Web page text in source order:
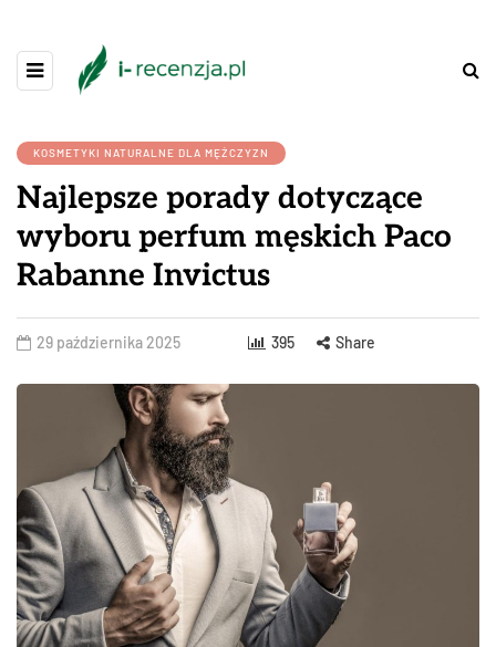
KOSMETYKI NATURALNE DLA MĘŻCZYZN
Najlepsze porady dotyczące
wyboru perfum męskich Paco
Rabanne Invictus
29 października 2025 395 Share